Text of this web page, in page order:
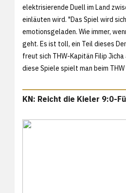
elektrisierende Duell im Land
einläuten wird. "Das Spiel wird
emotionsgeladen. Wie immer,
geht. Es ist toll, ein Teil dieses
freut sich THW-Kapitän Filip
diese Spiele spielt man beim THW
KN: Reicht die Kieler 9:0-